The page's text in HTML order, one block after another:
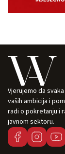
Vjerujemo da
vaših ambicija i
radi o pokretanju i
javnom sektoru.